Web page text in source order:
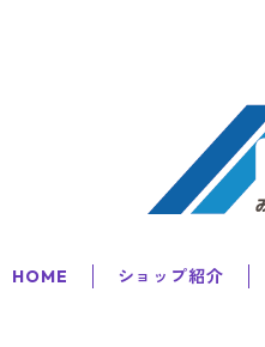
HOME ショップ紹介